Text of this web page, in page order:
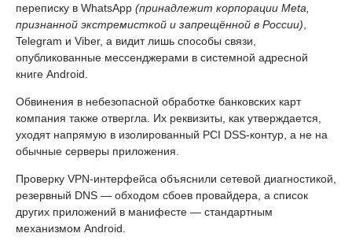
переписку в WhatsApp (принадлежит корпорации Meta,
признанной экстремисткой и запрещённой в России)
Telegram и Viber, а видит лишь способы связи,
опубликованные мессенджерами в системной адресной
книге Android.
Обвинения в небезопасной обработке банковских карт
компания также отвергла. Их реквизиты, как утверждается,
уходят напрямую в изолированный PCI DSS-контур, а не на
обычные серверы приложения.
Проверку VPN-интерфейса объяснили сетевой диагностикой,
резервный DNS — обходом сбоев провайдера, а список
других приложений в манифесте — стандартным
механизмом Android.